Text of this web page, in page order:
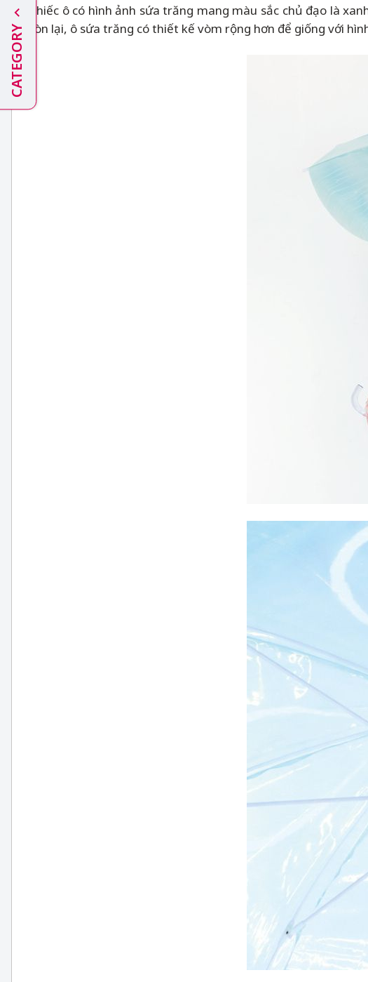
Chiếc ô có hình ảnh sứa trăng mang màu sắc chủ đạo là
còn lại, ô sứa trăng có thiết kế vòm rộng hơn để giống với
CATEGORY